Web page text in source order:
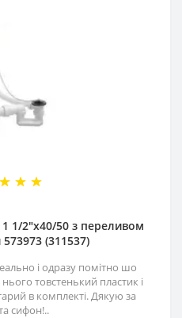
1/2″x40/50 з переливом
(311537)
і одразу помітно шо
товстенький пластик і
в комплекті. Дякую за
сифон!..